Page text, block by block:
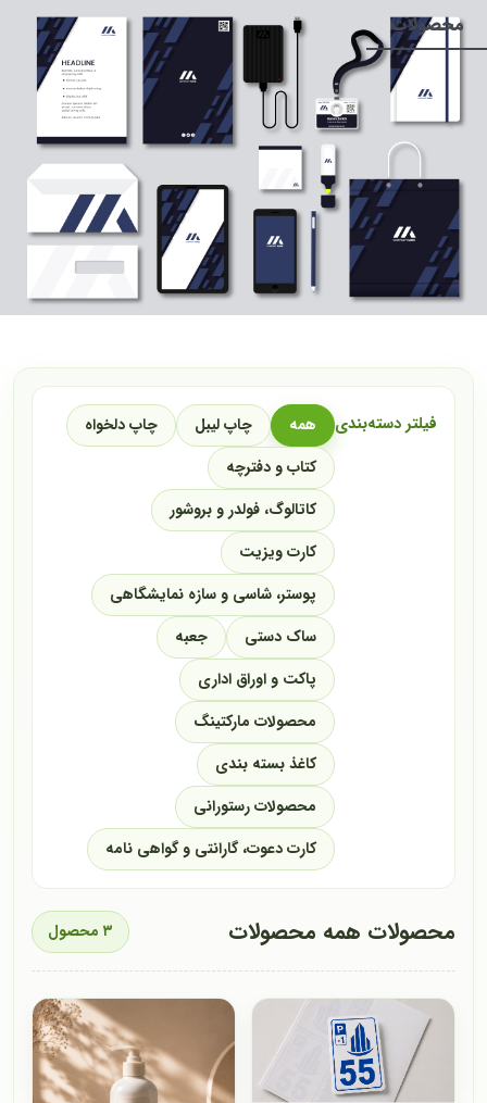
محصولات
فیلتر دسته‌بندی همه چاپ لیبل
چاپ دلخواه
کتاب و دفترچه
کاتالوگ، فولدر و بروشور
کارت ویزیت
پوستر، شاسی و سازه نمایشگاهی
ساک دستی
جعبه
پاکت و اوراق اداری
محصولات مارکتینگ
کاغذ بسته بندی
محصولات رستورانی
کارت دعوت، گارانتی و گواهی نامه
محصولات همه محصولات